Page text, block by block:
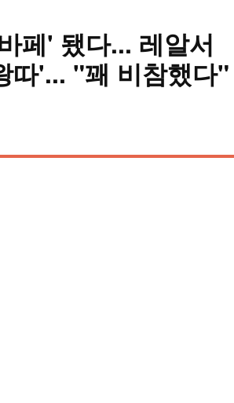
페' 됐다... 레알서
따'... "꽤 비참했다"